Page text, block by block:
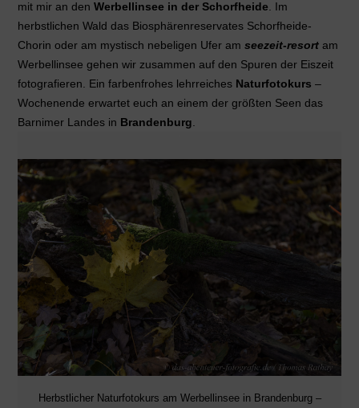
mit mir an den Werbellinsee in der Schorfheide . Im
herbstlichen Wald das Biosphärenreservates Schorfheide-
Chorin oder am mystisch nebeligen Ufer am seezeit-resortam
Werbellinsee gehen wir zusammen auf den Spuren der Eiszeit
fotografieren. Ein farbenfrohes lehrreiches Naturfotokurs –
Wochenende erwartet euch an einem der größten Seen das
Barnimer Landes in Brandenburg
Herbstlicher Naturfotokurs am Werbellinsee in Brandenburg –